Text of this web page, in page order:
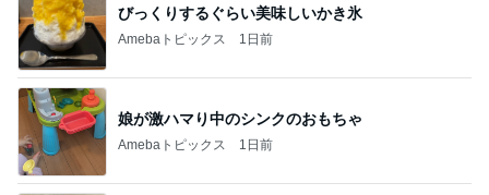
びっくりするぐらい美味しいかき氷
Amebaトピックス 1日前
娘が激ハマり中のシンクのおもちゃ
Amebaトピックス 1日前